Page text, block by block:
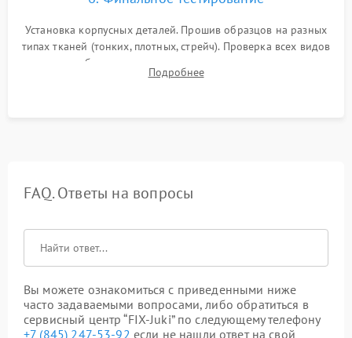
Установка корпусных деталей. Прошив образцов на разных
типах тканей (тонких, плотных, стрейч). Проверка всех видов
строчек, работы реверса, выметывания петли и намотчика
шпульки. Контроль плавности хода и отсутствия
Подробнее
FAQ. Ответы на вопросы
Вы можете ознакомиться с приведенными ниже
часто задаваемыми вопросами, либо обратиться в
сервисный центр “FIX-Juki” по следующему телефону
+7 (845) 247-53-92 если не нашли ответ на свой